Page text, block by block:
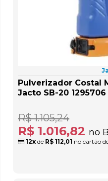
Pulverizador Costal
Jacto SB-20 1295706
R$ 1.016,82 no
R$ 1.105,24
12x de R$ 112,01 no cartão